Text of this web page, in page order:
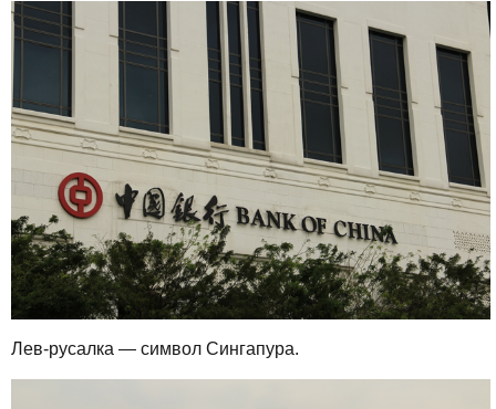
Лев-русалка — символ Сингапура.